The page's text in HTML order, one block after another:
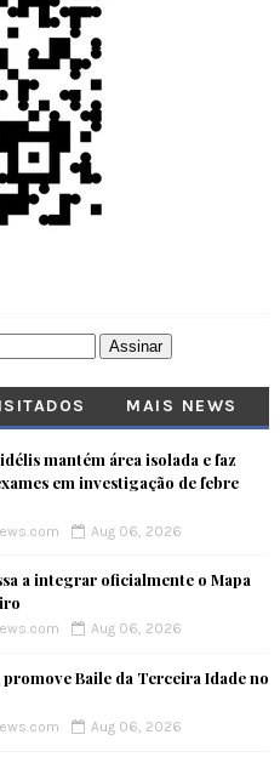
MAIS NEWS
mantém área isolada e faz
em investigação de febre
Aug 06, 2026
a integrar oficialmente o Mapa
Aug 06, 2026
Baile da Terceira Idade no
Aug 06, 2026